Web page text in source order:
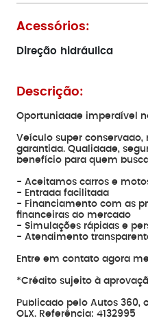
Acessórios:
Direção hidráulica
Descrição:
Oportunidade imperdível
Veículo super
garantida. Qualidade,
benefício para quem
- Aceitamos carros e
- Entrada facilitada
- Financiamento com as
financeiras do mercado
- Simulações rápidas e
- Atendimento
Entre em contato agora
*Crédito sujeito à
Publicado pelo Autos 360,
OLX. Referência: 4132995